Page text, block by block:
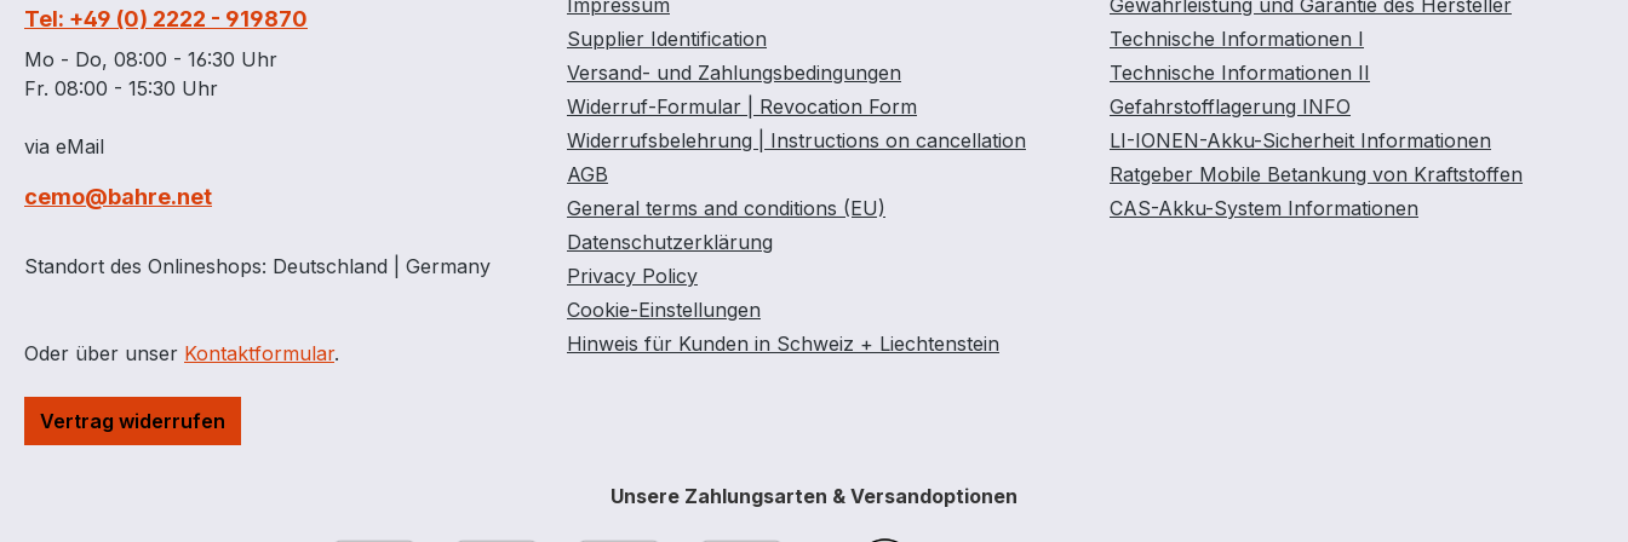
Auffangwannen
verfügbar Diese Variante
wird ohne Gitterrost
Baumusterprüfung
mm Bodenfreiheit für
Unterfahrbarkeit
65 Liter entspricht 1 Fass
Tragfähigkeit 400 kg,
verfügbar Diese Variante
wird ohne Gitterrost
Auffangwannen mit 100
mm Bodenfreiheit für
Unterfahrbarkeit
Außenmaße 80 x 81 x 25
cm Auffangvolumen 65
Liter entspricht 4 Fässer
Auffangwannen
wird ohne Gitterrost
geliefert Mit
Baumusterprüfung
mm Bodenfreiheit für
allseitige
Unterfahrbarkeit
Außenmaße 82 x 41 x 32
cm Auffangvolumen 65
Liter entspricht 1 Fass á
Tel: +49 (0) 2222 - 919870
Mo - Do, 08:00 - 16:30 Uhr
Fr. 08:00 - 15:30 Uhr
via eMail
cemo@bahre.net
Standort des Onlineshops: Deutschland | Germany
Oder über unser Kontaktformular.
Vertrag widerrufen
Impressum
Supplier Identification
Versand- und Zahlungsbedingungen
Widerruf-Formular | Revocation Form
Widerrufsbelehrung | Instructions on cancellation
AGB
General terms and conditions (EU)
Datenschutzerklärung
Privacy Policy
Cookie-Einstellungen
Hinweis für Kunden in Schweiz + Liechtenstein
Gewährleistung und Garantie des Hersteller
Technische Informationen I
Technische Informationen II
Gefahrstofflagerung INFO
LI-IONEN-Akku-Sicherheit Informationen
Ratgeber Mobile Betankung von Kraftstoffen
CAS-Akku-System Informationen
Unsere Zahlungsarten & Versandoptionen